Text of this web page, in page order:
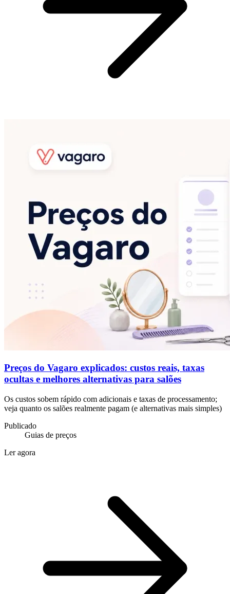
Preços do Vagaro explicados: custos reais, taxas
ocultas e melhores alternativas para salões
Os custos sobem rápido com adicionais e taxas de processamento;
veja quanto os salões realmente pagam (e alternativas mais simples)
Publicado
Guias de preços
Ler agora